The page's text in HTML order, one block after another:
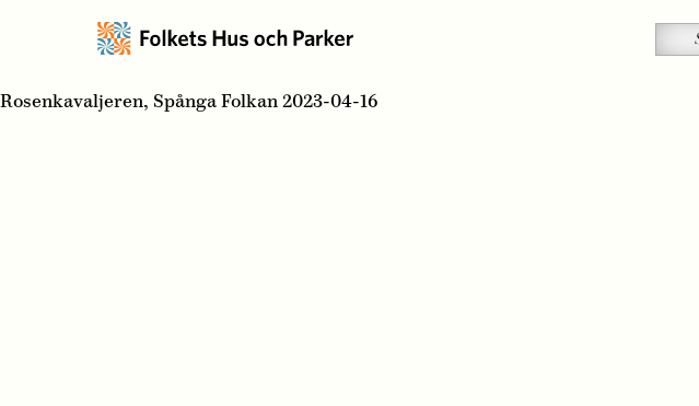
på
Sök
Rosenkavaljeren, Spånga Folkan 2023-04-16